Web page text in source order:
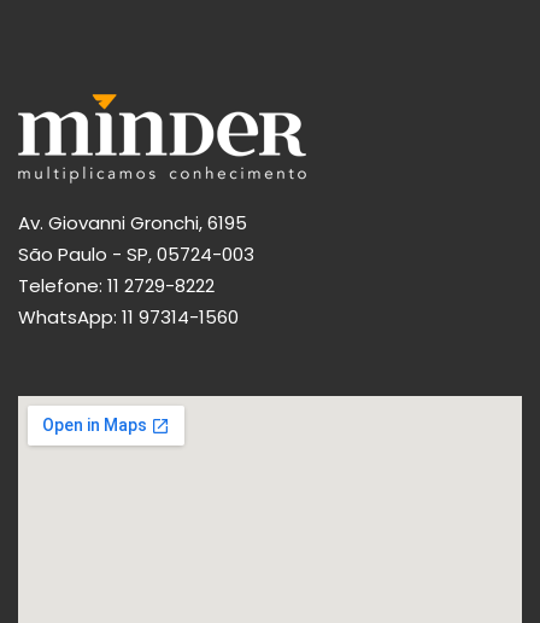
Av. Giovanni Gronchi, 6195
São Paulo - SP, 05724-003
Telefone: 11 2729-8222
WhatsApp: 11 97314-1560